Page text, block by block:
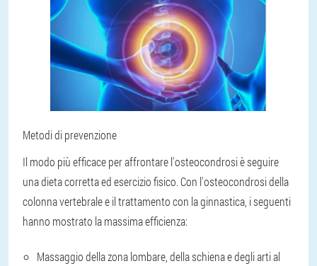
Metodi di prevenzione
Il modo più efficace per affrontare l'osteocondrosi è seguire
una dieta corretta ed esercizio fisico. Con l'osteocondrosi della
colonna vertebrale e il trattamento con la ginnastica, i seguenti
hanno mostrato la massima efficienza:
Massaggio della zona lombare, della schiena e degli arti al